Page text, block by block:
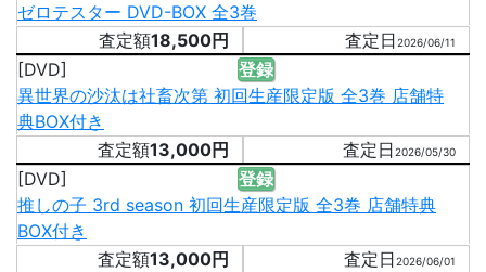
ゼロテスター DVD-BOX 全3巻
18,500円
2026/06/11
[DVD]
登録
異世界の沙汰は社畜次第 初回生産限定版 全3巻 店舗特
典BOX付き
13,000円
2026/05/30
[DVD]
登録
推しの子 3rd season 初回生産限定版 全3巻 店舗特典
BOX付き
13,000円
2026/06/01